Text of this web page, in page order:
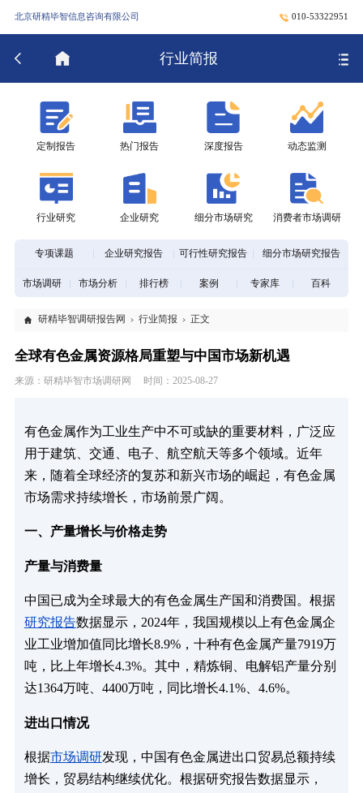
北京研精毕智信息咨询有限公司 010-53322951
行业简报
定制报告 热门报告 深度报告 动态监测
行业研究 企业研究 细分市场研究 消费者市场调研
专项课题 企业研究报告 可行性研究报告 细分市场研究报告
市场调研 市场分析 排行榜 案例 专家库 百科
研精毕智调研报告网 行业简报 正文
全球有色金属资源格局重塑与中国市场新机遇
来源：研精毕智市场调研网 时间：2025-08-27
有色金属作为工业生产中不可或缺的重要材料，广泛应
用于建筑、交通、电子、航空航天等多个领域。近年
来，随着全球经济的复苏和新兴市场的崛起，有色金属
市场需求持续增长，市场前景广阔。
一、产量增长与价格走势
产量与消费量
中国已成为全球最大的有色金属生产国和消费国。根据
研究报告数据显示，2024年，我国规模以上有色金属企
业工业增加值同比增长8.9%，十种有色金属产量7919万
吨，比上年增长4.3%。其中，精炼铜、电解铝产量分别
达1364万吨、4400万吨，同比增长4.1%、4.6%。
进出口情况
根据市场调研发现，中国有色金属进出口贸易总额持续
增长，贸易结构继续优化。根据研究报告数据显示，